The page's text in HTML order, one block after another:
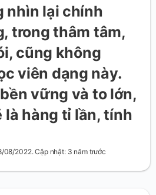
nhìn lại chính
trong thâm tâm,
cũng không
viên dạng này.
vững và to lớn,
là hàng tỉ lần, tính
08/2022. Cập nhật: 3 năm trước